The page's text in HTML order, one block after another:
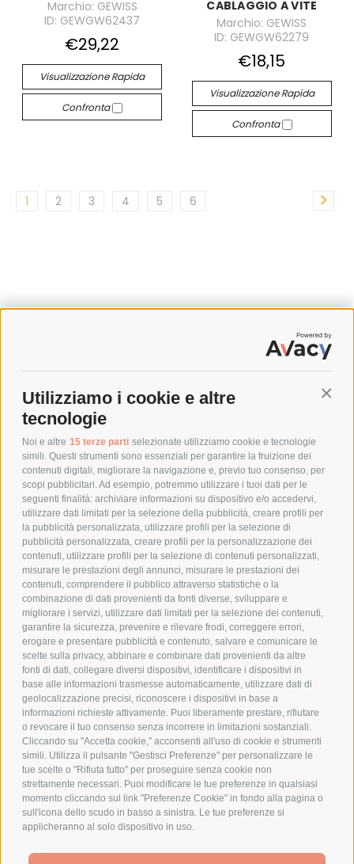
Utilizziamo i cookie e altre
tecnologie
Noi e altre 15 terze parti selezionate utilizziamo cookie e tecnologie
simili. Questi strumenti sono essenziali per garantire la fruizione dei
contenuti digitali, migliorare la navigazione e, previo tuo consenso, per
scopi pubblicitari. Ad esempio, potremmo utilizzare i tuoi dati per le
seguenti finalità: archiviare informazioni su dispositivo e/o accedervi,
utilizzare dati limitati per la selezione della pubblicità, creare profili per
la pubblicità personalizzata, utilizzare profili per la selezione di
pubblicità personalizzata, creare profili per la personalizzazione dei
contenuti, utilizzare profili per la selezione di contenuti personalizzati,
misurare le prestazioni degli annunci, misurare le prestazioni dei
contenuti, comprendere il pubblico attraverso statistiche o la
combinazione di dati provenienti da fonti diverse, sviluppare e
migliorare i servizi, utilizzare dati limitati per la selezione dei contenuti,
garantire la sicurezza, prevenire e rilevare frodi, correggere errori,
erogare e presentare pubblicità e contenuto, salvare e comunicare le
scelte sulla privacy, abbinare e combinare dati provenienti da altre
fonti di dati, collegare diversi dispositivi, identificare i dispositivi in
base alle informazioni trasmesse automaticamente, utilizzare dati di
geolocalizzazione precisi, riconoscere i dispositivi in base a
informazioni richieste attivamente. Puoi liberamente prestare, rifiutare
o revocare il tuo consenso senza incorrere in limitazioni sostanziali.
Cliccando su "Accetta cookie," acconsenti all'uso di cookie e strumenti
simili. Utilizza il pulsante "Gestisci Preferenze" per personalizzare le
tue scelte o "Rifiuta tutto" per proseguire senza cookie non
strettamente necessari. Puoi modificare le tue preferenze in qualsiasi
momento cliccando sul link "Preferenze Cookie" in fondo alla pagina o
sull'icona dello scudo in basso a sinistra. Le tue preferenze si
applicheranno al solo dispositivo in uso.
Marchio: GEWISS
ID: GEWGW62437
€29,22
Visualizzazione Rapida
Confronta
CABLAGGIO A VITE
Marchio: GEWISS
ID: GEWGW62279
€18,15
Visualizzazione Rapida
Confronta
1 2 3 4 5 6
SPEDIZIONI
COSTI DI SPEDIZIONE
POLITICA DI RESO
POLICY
PRIVACY POLICY
COOKIE POLICY
PAGAMENTI SICURI
AZIENDA
CHI SIAMO
MARCHI TRATTATI
CONDOMINI
Bonifico
Bancario